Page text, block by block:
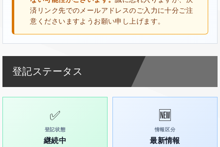
済リンク先でのメールアドレスのご入力に十分ご注
意くださいますようお願い申し上げます。
登記ステータス
✅
登記状態
継続中
🆕
情報区分
最新情報